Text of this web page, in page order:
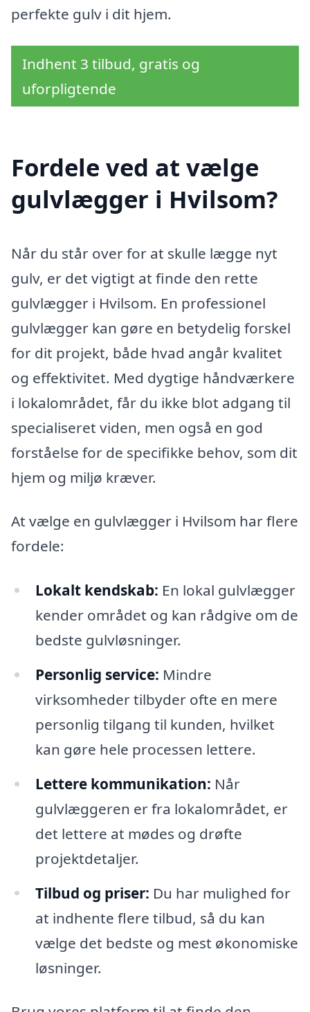
perfekte gulv i dit hjem.
Indhent 3 tilbud, gratis og
uforpligtende
Fordele ved at vælge
gulvlægger i Hvilsom?
Når du står over for at skulle lægge nyt
gulv, er det vigtigt at finde den rette
gulvlægger i Hvilsom. En professionel
gulvlægger kan gøre en betydelig forskel
for dit projekt, både hvad angår kvalitet
og effektivitet. Med dygtige håndværkere
i lokalområdet, får du ikke blot adgang til
specialiseret viden, men også en god
forståelse for de specifikke behov, som dit
hjem og miljø kræver.
At vælge en gulvlægger i Hvilsom har flere
fordele:
Lokalt kendskab: En lokal gulvlægger
kender området og kan rådgive om de
bedste gulvløsninger.
Personlig service: Mindre
virksomheder tilbyder ofte en mere
personlig tilgang til kunden, hvilket
kan gøre hele processen lettere.
Lettere kommunikation: Når
gulvlæggeren er fra lokalområdet, er
det lettere at mødes og drøfte
projektdetaljer.
Tilbud og priser: Du har mulighed for
at indhente flere tilbud, så du kan
vælge det bedste og mest økonomiske
løsninger.